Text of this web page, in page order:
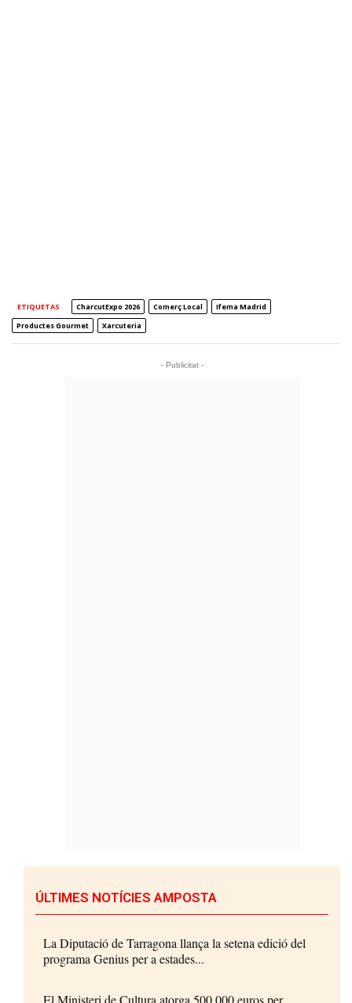
ETIQUETAS CharcutExpo 2026 Comerç Local
Ifema Madrid
Productes Gourmet
Xarcuteria
- Publicitat -
ÚLTIMES NOTÍCIES AMPOSTA
La Diputació de Tarragona llança la setena edició del
programa Genius per a estades...
El Ministeri de Cultura atorga 500.000 euros per